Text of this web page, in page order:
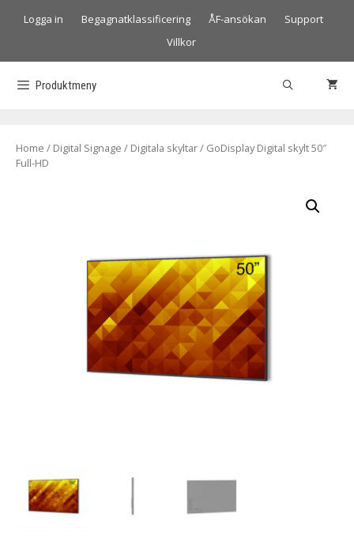
Logga in Begagnatklassificering ÅF-ansökan
Support
Villkor
Produktmeny
Home / Digital Signage / Digitala skyltar/ GoDisplay Digital skylt 50″
Full-HD